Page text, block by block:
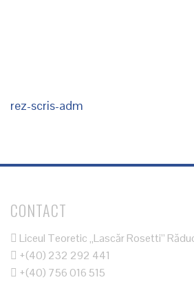
rez-scris-adm
CONTACT
Liceul Teoretic „Lascăr Rosetti”
+(40) 232 292 441
+(40) 756 016 515